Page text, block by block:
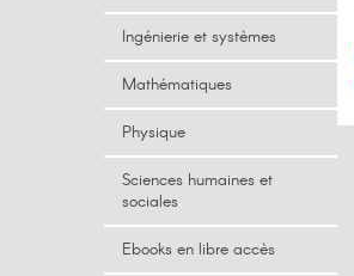
Ingénierie et systèmes
Mathématiques
Physique
Sciences humaines et
sociales
Ebooks en libre accès